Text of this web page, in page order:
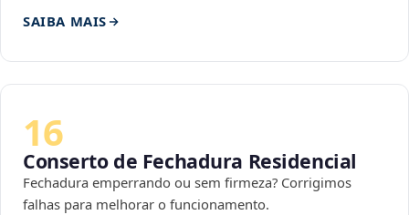
SAIBA MAIS
16
Conserto de Fechadura Residencial
Fechadura emperrando ou sem firmeza? Corrigimos
falhas para melhorar o funcionamento.